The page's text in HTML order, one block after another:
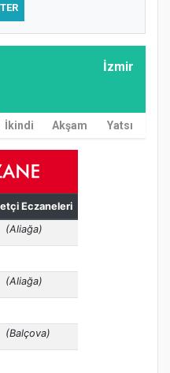
ÖZDERE’YE ZİYARET
İzmir
İkindi Akşam Yatsı